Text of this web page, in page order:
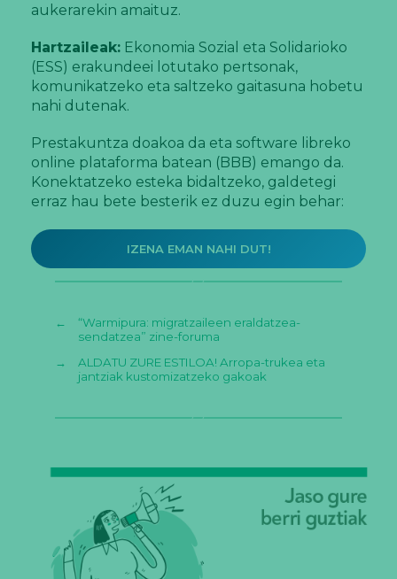
aukerarekin amaituz.
Hartzaileak:Ekonomia Sozial eta Solidarioko
(ESS) erakundeei lotutako pertsonak,
komunikatzeko eta saltzeko gaitasuna hobetu
nahi dutenak.
Prestakuntza doakoa da eta software libreko
online plataforma batean (BBB) emango da.
Konektatzeko esteka bidaltzeko, galdetegi
erraz hau bete besterik ez duzu egin behar:
IZENA EMAN NAHI DUT!
←
“Warmipura: migratzaileen eraldatzea-
sendatzea” zine-foruma
→
ALDATU ZURE ESTILOA! Arropa-trukea eta
jantziak kustomizatzeko gakoak